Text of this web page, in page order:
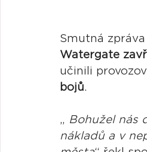
Smutná
Watergate
učinili
bojů.
„ Bohužel nás
nákladů a v